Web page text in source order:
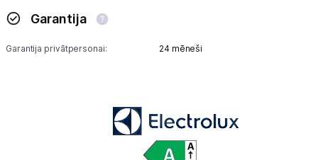
Garantija
Garantija privātpersonai: 24 mēneši